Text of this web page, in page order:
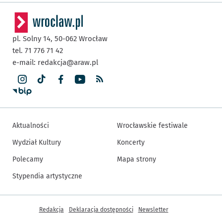
pl. Solny 14, 50-062 Wrocław
tel. 71 776 71 42
e-mail: redakcja@araw.pl
Aktualności
Wydział Kultury
Polecamy
Stypendia artystyczne
Wrocławskie festiwale
Koncerty
Mapa strony
Inne informacje
Redakcja Deklaracja dostępności Newsletter